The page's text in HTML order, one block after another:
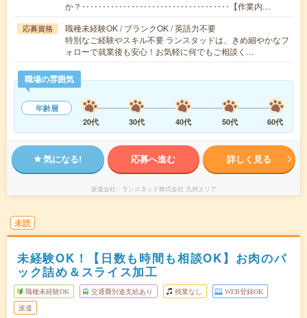
か？‥‥‥‥‥‥‥‥‥‥‥‥‥‥‥‥‥‥【作業内…
応募資格
職種未経験OK / ブランクOK / 英語力不要
特別なご経験やスキル不要 ランスタッドは、きめ細やかなフ
ォローで就業後も安心！お気軽に何でもご相談く…
職場の雰囲気
年齢層
20代
30代 40代 50代 60代
気になる! 応募へ進む 詳しく見る
派遣会社 ランスタッド株式会社 九州エリア
未読
未経験OK！【日数も時間も相談OK】お肉のパ
ック詰め＆スライス加工
職種未経験OK 交通費別途支給あり 残業なし WEB登録OK
派遣